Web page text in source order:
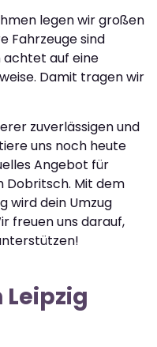
legen wir großen
Fahrzeuge sind
achtet auf eine
Damit tragen wir
zuverlässigen und
uns noch heute
Angebot für
Dobritsch. Mit dem
wird dein Umzug
freuen uns darauf,